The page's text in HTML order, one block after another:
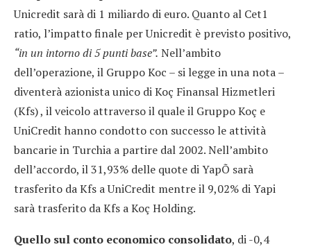
Unicredit sarà di 1 miliardo di euro. Quanto al Cet1
ratio, l’impatto finale per Unicredit è previsto positivo,
“in un intorno di 5 punti base”. Nell’ambito
dell’operazione, il Gruppo Koc – si legge in una nota –
diventerà azionista unico di Koç Finansal Hizmetleri
(Kfs) , il veicolo attraverso il quale il Gruppo Koç e
UniCredit hanno condotto con successo le attività
bancarie in Turchia a partire dal 2002. Nell’ambito
dell’accordo, il 31,93% delle quote di YapÕ sarà
trasferito da Kfs a UniCredit mentre il 9,02% di Yapi
sarà trasferito da Kfs a Koç Holding.
Quello sul conto economico consolidato, di -0,4